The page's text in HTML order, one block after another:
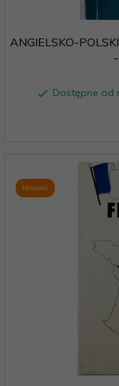
ANGIELSKO-
Dostępne od
Nowość